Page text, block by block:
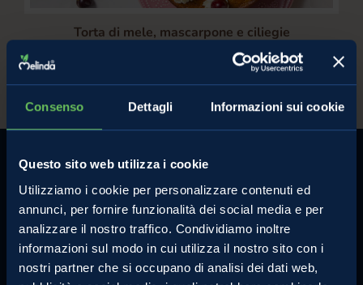
Consenso Dettagli Informazioni sui cookie
Questo sito web utilizza i cookie
Utilizziamo i cookie per personalizzare contenuti ed
annunci, per fornire funzionalità dei social media e per
analizzare il nostro traffico. Condividiamo inoltre
informazioni sul modo in cui utilizza il nostro sito con i
nostri partner che si occupano di analisi dei dati web,
Torta di mele, mascarpone e ciliegie
MELINDA
L'azienda
Comunicati Stampa
MELE VAL DI NON
Le mele e gli altri prodotti
La torta di mele perfetta